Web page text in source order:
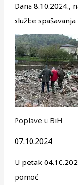
Dana 8.10.2024.,
službe spašavanja
Poplave u BiH
07.10.2024
U petak
pomoć